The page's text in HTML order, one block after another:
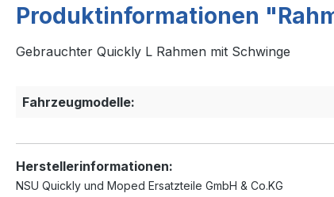
Produktinformationen
Gebrauchter Quickly L Rahmen mit Schwinge
Fahrzeugmodelle:
Herstellerinformationen:
NSU Quickly und Moped Ersatzteile GmbH & Co.KG